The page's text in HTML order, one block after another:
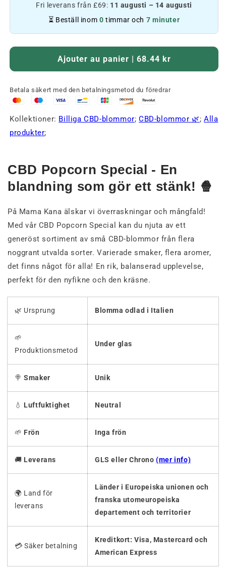
Fri leverans från £69: 11 augusti – 14 augusti
⏳ Beställ inom 0 timmar och 7 minuter
Ajouter au panier | 68.44 kr
Betala säkert med den betalningsmetod du föredrar
Kollektioner: Billiga CBD-blommor;CBD-blommor 🌿;Alla
produkter;
CBD Popcorn Special - En
blandning som gör ett stänk! 🍿
På Mama Kana älskar vi överraskningar och mångfald!
Med vår CBD Popcorn Special kan du njuta av ett
generöst sortiment av små CBD-blommor från flera
noggrant utvalda sorter. Varierade smaker, flera aromer,
det finns något för alla! En rik, balanserad upplevelse,
perfekt för den nyfikne och den kräsne.
🌿 Ursprung Blomma odlad i Italien
🌱
Produktionsmetod
Under glas
🍭Smaker Unik
💧 Luftfuktighet Neutral
🌱 Frön Inga frön
🚚 Leverans GLS eller Chrono(mer info)
🌍 Land för
leverans
Länder i Europeiska unionen och
franska utomeuropeiska
departement och territorier
💳 Säker betalning
Kreditkort: Visa, Mastercard och
American Express